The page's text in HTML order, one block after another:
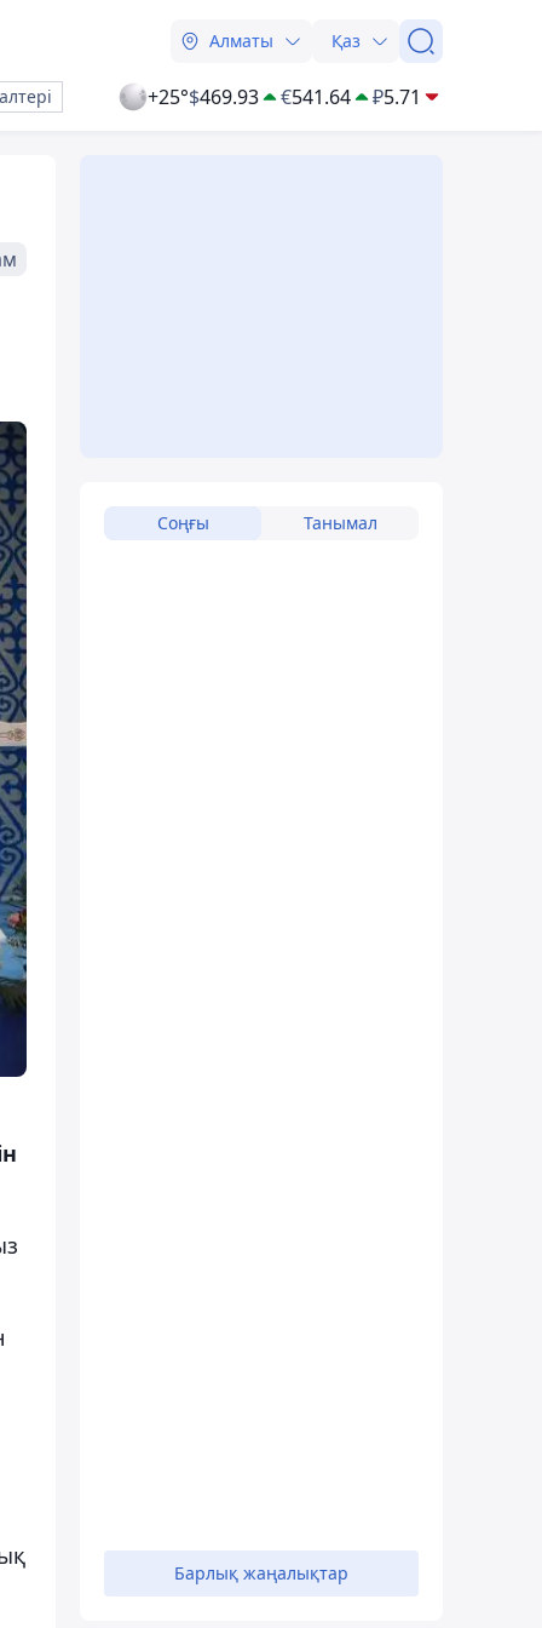
Алматы Қаз
+25°$469.93 €541.64 ₽5.71
Соңғы Танымал
Барлық жаңалықтар